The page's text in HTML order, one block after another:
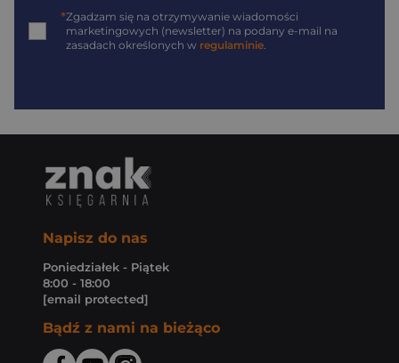
*Zgadzam się na otrzymywanie wiadomości
marketingowych (newsletter) na podany e-mail na
zasadach określonych w regulaminie
Napisz do nas
Poniedziałek - Piątek
8:00 - 18:00
[email protected]
Bądź z nami na bieżąco